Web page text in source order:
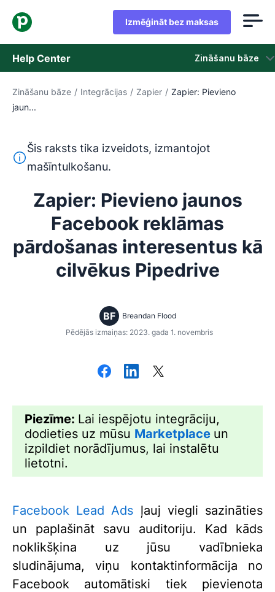
Izmēģināt bez maksas
Help Center Zināšanu bāze
Zināšanu bāze
Sazināties ar atbalsta dienestu
Zināšanu bāze / Integrācijas / Zapier / Zapier: Pievieno
jaun...
Šis teksts ir tulkots no angļu valodas, izmantojot
Šis raksts tika izveidots, izmantojot
mašīntulkošanu.
Zapier: Pievieno jaunos
Facebook reklāmas
pārdošanas interesentus kā
cilvēkus Pipedrive
BF
Breandan Flood
Pēdējās izmaiņas: 2023. gada 1. novembris
Piezīme: Lai iespējotu integrāciju,
dodieties uz mūsu Marketplace un
izpildiet norādījumus, lai instalētu
lietotni.
Facebook Lead Ads ļauj viegli sazināties
un paplašināt savu auditoriju. Kad kāds
noklikšķina uz jūsu vadībnieka
sludinājuma, viņu kontaktinformācija no
Facebook automātiski tiek pievienota